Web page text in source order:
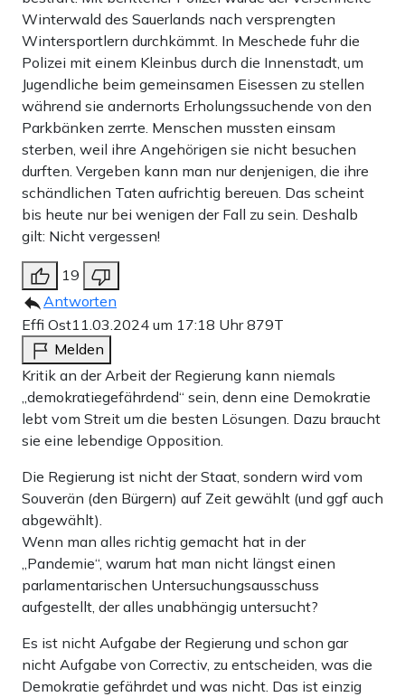
Winterwald des Sauerlands nach versprengten
Wintersportlern durchkämmt. In Meschede fuhr die
Polizei mit einem Kleinbus durch die Innenstadt, um
Jugendliche beim gemeinsamen Eisessen zu stellen
während sie andernorts Erholungssuchende von den
Parkbänken zerrte. Menschen mussten einsam
sterben, weil ihre Angehörigen sie nicht besuchen
durften. Vergeben kann man nur denjenigen, die ihre
schändlichen Taten aufrichtig bereuen. Das scheint
bis heute nur bei wenigen der Fall zu sein. Deshalb
gilt: Nicht vergessen!
19
Antworten
Effi Ost11.03.2024 um 17:18 Uhr879T
Melden
Kritik an der Arbeit der Regierung kann niemals
„demokratiegefährdend“ sein, denn eine Demokratie
lebt vom Streit um die besten Lösungen. Dazu braucht
sie eine lebendige Opposition.
Die Regierung ist nicht der Staat, sondern wird vom
Souverän (den Bürgern) auf Zeit gewählt (und ggf auch
abgewählt).
Wenn man alles richtig gemacht hat in der
„Pandemie“, warum hat man nicht längst einen
parlamentarischen Untersuchungsausschuss
aufgestellt, der alles unabhängig untersucht?
Es ist nicht Aufgabe der Regierung und schon gar
nicht Aufgabe von Correctiv, zu entscheiden, was die
Demokratie gefährdet und was nicht. Das ist einzig